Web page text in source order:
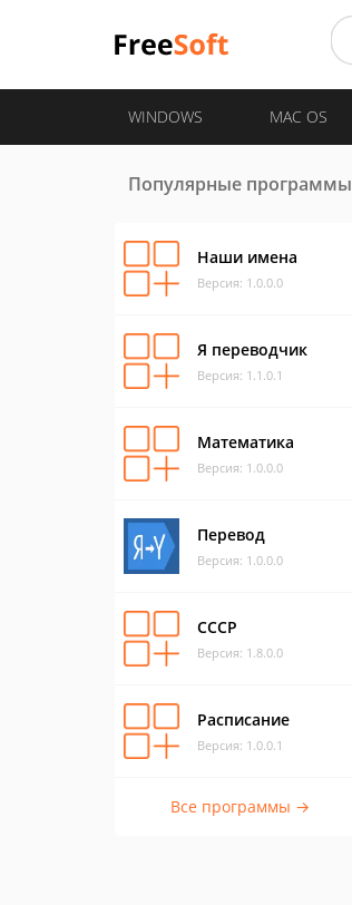
WINDOWS MAC OS
Популярные программы
Наши имена
Версия: 1.0.0.0
Я переводчик
Версия: 1.1.0.1
Математика
Версия: 1.0.0.0
Перевод
Версия: 1.0.0.0
СССР
Версия: 1.8.0.0
Расписание
Версия: 1.0.0.1
Все программы →